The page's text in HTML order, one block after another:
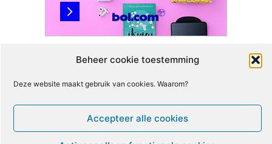
Beheer cookie toestemming
Deze website maakt gebruik van cookies. Waarom?
Accepteer alle cookies